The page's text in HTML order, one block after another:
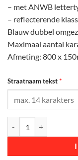
– met ANWB
– reflecterende
Blauw dubbel
Maximaal aantal
Afmeting: 800 x
Straatnaam tekst *